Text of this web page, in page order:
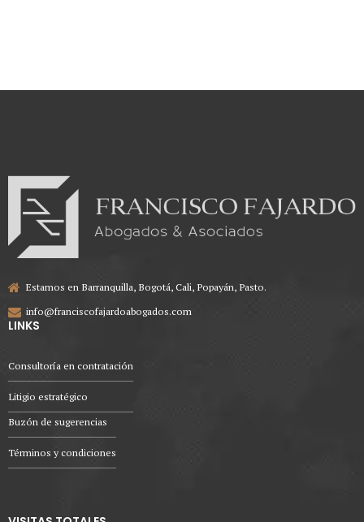
Estamos en Barranquilla, Bogotá, Cali, Popayán, Pasto.
info@franciscofajardoabogados.com
LINKS
Consultoría en contratación
Litigio estratégico
Buzón de sugerencias
Términos y condiciones